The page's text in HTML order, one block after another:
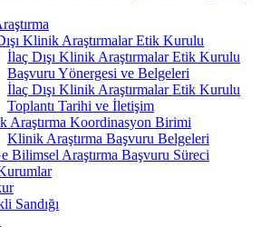
Klinik Araştırmalar Etik Kurulu
İlaç Dışı Klinik Araştırmalar Etik Kurulu
Başvuru Yönergesi ve Belgeleri
İlaç Dışı Klinik Araştırmalar Etik Kurulu
Toplantı Tarihi ve İletişim
Araştırma Koordinasyon Birimi
Klinik Araştırma Başvuru Belgeleri
Bilimsel Araştırma Başvuru Süreci
Sandığı